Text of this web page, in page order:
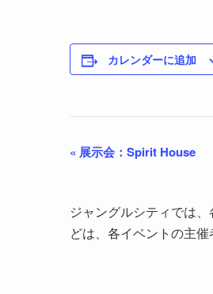
カレンダーに追加
« 展示会：Spirit House
ジャングルシティでは
どは、各イベントの主